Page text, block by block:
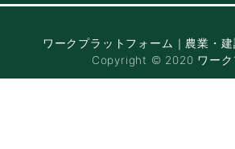
ワークプラットフォーム｜農業・
Copyright © 2020 ワーク